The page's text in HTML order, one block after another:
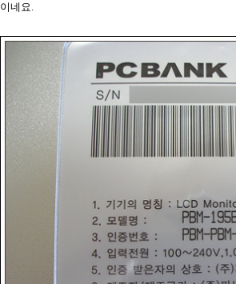
이네요.